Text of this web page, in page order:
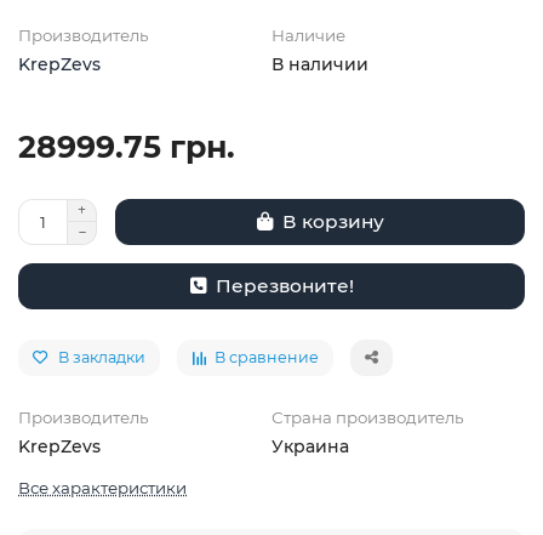
Производитель
KrepZevs
Наличие
В наличии
28999.75 грн.
В корзину
Перезвоните!
В закладки В сравнение
Производитель
KrepZevs
Страна производитель
Украина
Все характеристики